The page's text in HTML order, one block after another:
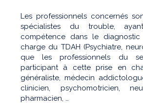
Les professionnels concernés
spécialistes du trouble,
compétence dans le
charge du TDAH (Psychiatre,
que les professionnels du
participant à cette prise en
généraliste, médecin
clinicien, psychomotricien,
pharmacien, …